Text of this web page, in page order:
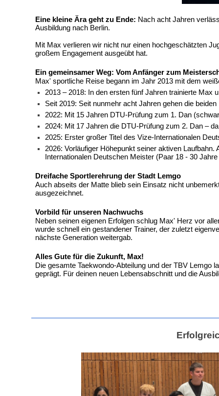
Eine kleine Ära geht zu Ende: Nach acht Jahren
Ausbildung nach Berlin.
Mit Max verlieren wir nicht nur einen hochgeschätzten
großem Engagement ausgeübt hat.
Ein gemeinsamer Weg: Vom Anfänger zum
Max' sportliche Reise begann im Jahr 2013 mit dem
2013 – 2018: In den ersten fünf Jahren trainierte Max
Seit 2019: Seit nunmehr acht Jahren gehen die
2022: Mit 15 Jahren DTU-Prüfung zum 1. Dan
2024: Mit 17 Jahren die DTU-Prüfung zum 2. Dan –
2025: Erster großer Titel des Vize-Internationalen
2026: Vorläufiger Höhepunkt seiner aktiven
Internationalen Deutschen Meister (Paar 18 - 30
Dreifache Sportlerehrung der Stadt Lemgo
Auch abseits der Matte blieb sein Einsatz nicht
ausgezeichnet.
Vorbild für unseren Nachwuchs
Neben seinen eigenen Erfolgen schlug Max' Herz vor
wurde schnell ein gestandener Trainer, der zuletzt
nächste Generation weitergab.
Alles Gute für die Zukunft, Max!
Die gesamte Taekwondo-Abteilung und der TBV Lemgo
geprägt. Für deinen neuen Lebensabschnitt und die